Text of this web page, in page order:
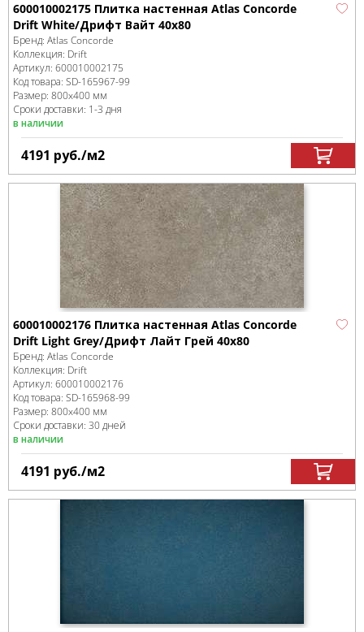
600010002175 Плитка настенная Atlas Concorde
Drift White/Дрифт Вайт 40x80
Бренд: Atlas Concorde
Коллекция: Drift
Артикул: 600010002175
Код товара: SD-165967-99
Размер: 800x400 мм
Сроки доставки: 1-3 дня
в наличии
4191 руб./м2
600010002176 Плитка настенная Atlas Concorde
Drift Light Grey/Дрифт Лайт Грей 40x80
Бренд: Atlas Concorde
Коллекция: Drift
Артикул: 600010002176
Код товара: SD-165968-99
Размер: 800x400 мм
Сроки доставки: 30 дней
в наличии
4191 руб./м2